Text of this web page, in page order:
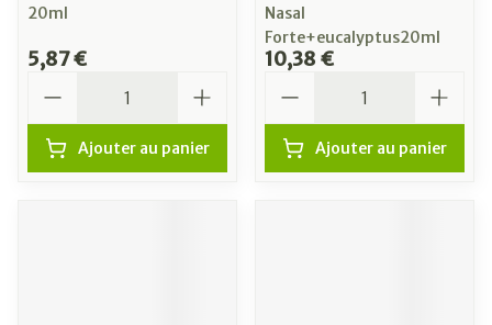
20ml
5,87 €
Ajouter au panier
Nasal
Forte+eucalyptus20ml
10,38 €
Ajouter au panier